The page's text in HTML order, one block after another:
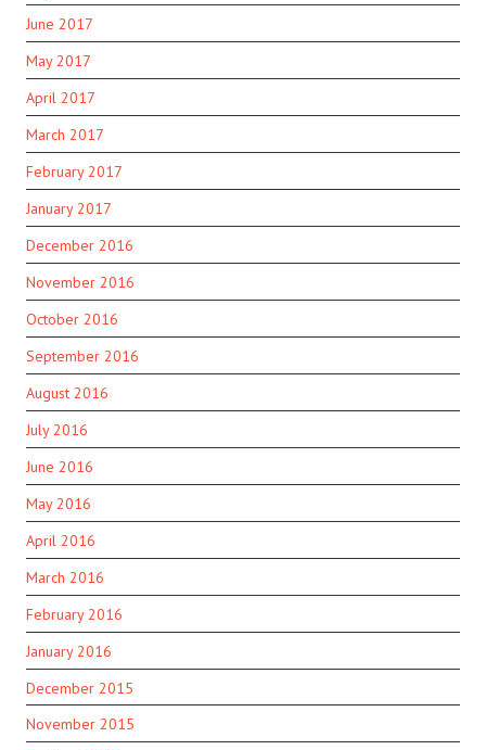
June 2017
May 2017
April 2017
March 2017
February 2017
January 2017
December 2016
November 2016
October 2016
September 2016
August 2016
July 2016
June 2016
May 2016
April 2016
March 2016
February 2016
January 2016
December 2015
November 2015